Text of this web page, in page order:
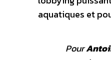
aquatiques et
Pour